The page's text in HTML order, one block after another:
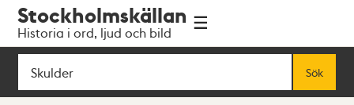
navigationen
huvudinnehållet
Stockholmskällan
Historia i ord, ljud och bild
Sök
Sök